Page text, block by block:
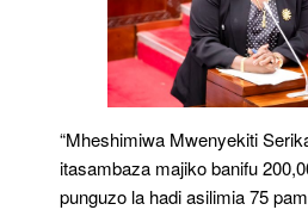
“Mheshimiwa Mwenyekiti
itasambaza majiko banifu
punguzo la hadi asilimia 75